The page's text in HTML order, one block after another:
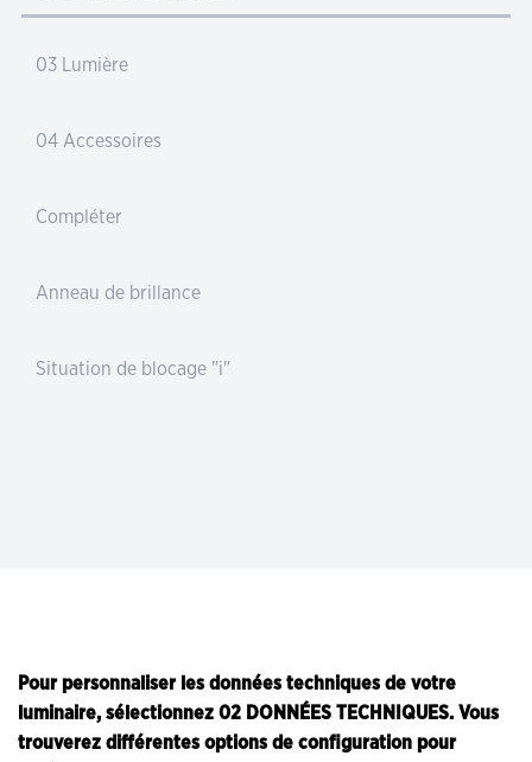
03 Lumière
04 Accessoires
Compléter
Anneau de brillance
Situation de blocage "i"
Pour personnaliser les données techniques de votre
luminaire, sélectionnez 02 DONNÉES TECHNIQUES. Vous
trouverez différentes options de configuration pour